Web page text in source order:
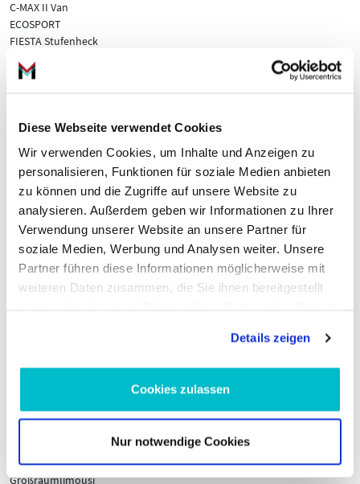
Diese Webseite verwendet Cookies
Wir verwenden Cookies, um Inhalte und Anzeigen zu
personalisieren, Funktionen für soziale Medien anbieten
zu können und die Zugriffe auf unsere Website zu
analysieren. Außerdem geben wir Informationen zu Ihrer
Verwendung unserer Website an unsere Partner für
soziale Medien, Werbung und Analysen weiter. Unsere
Partner führen diese Informationen möglicherweise mit
weiteren Daten zusammen, die Sie ihnen bereitgestellt
Details zeigen
Cookies zulassen
Nur notwendige Cookies
C-MAX II Van
ECOSPORT
FIESTA Stufenheck
FIESTA VI (CB1, CCN)
FIESTA VI Van
FOCUS III Kasten/Kombi
FOCUS III Stufenheck
FOCUS III Turnier
FOCUS III
FOCUS IV (HN)
FOCUS IV Stufenheck (HM)
FOCUS IV Turnier (HP)
GRAND C-MAX (DXA/CB7, DXA/CEU)
GRAND C-MAX Van
KA+ III (UK, FK)
MONDEO V Stufenheck (CD)
MONDEO V Turnier (CF)
TOURNEO CONNECT / GRAND TOURNEO CONNECT V408
Großraumlimousi